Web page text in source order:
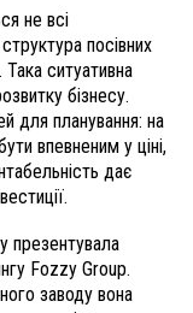
не всі
посівних
ситуативна
бізнесу.
для планування: на
впевненим у ціні,
дає
презентувала
Fozzy Group.
заводу вона